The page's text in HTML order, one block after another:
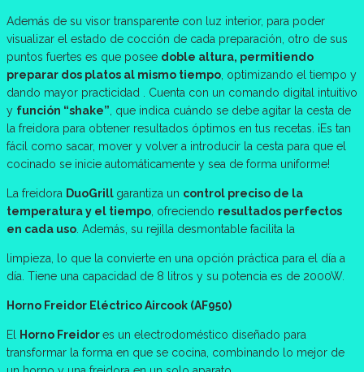
Además de su visor transparente con luz interior, para poder
visualizar el estado de cocción de cada preparación, otro de sus
puntos fuertes es que posee doble altura, permitiendo
preparar dos platos al mismo tiempo, optimizando el tiempo y
dando mayor practicidad . Cuenta con un comando digital intuitivo
y función “shake”, que indica cuándo se debe agitar la cesta de
la freidora para obtener resultados óptimos en tus recetas. ¡Es tan
fácil como sacar, mover y volver a introducir la cesta para que el
cocinado se inicie automáticamente y sea de forma uniforme!
La freidora DuoGrill garantiza un control preciso de la
temperatura y el tiempo, ofreciendo resultados perfectos
en cada uso. Además, su rejilla desmontable facilita la
limpieza, lo que la convierte en una opción práctica para el día a
día. Tiene una capacidad de 8 litros y su potencia es de 2000W.
Horno Freidor Eléctrico Aircook (AF950)
El Horno Freidores un electrodoméstico diseñado para
transformar la forma en que se cocina, combinando lo mejor de